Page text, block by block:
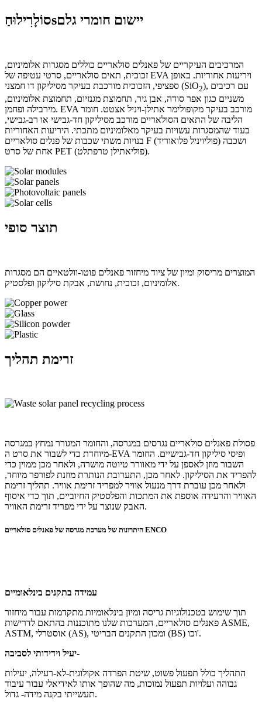
סוֹלָרִילוּחַ sיישום חומרי גלם
המרכיבים העיקריים של פאנלים סולאריים כוללים מסגרות אלומיניום,
זכוכית, תאים סולאריים, סרטי עטיפה של EVA ויריעות אחוריות. באופן
ספציפי, הזכוכית מורכבת בעיקר מסיליקון דו חמצני (SiO2), עם רכיבים
משניים כגון אפר סודה, אבן גיר, תחמוצת מגנזיום, תחמוצת אלומיניום,
מירבילה ופחמן. EVA מורכב בעיקר מקופולימר אתילן-ויניל אצטט. חומר
הליבה של התאים הסולאריים מורכב מסיליקון חד-גבישי או רב-גבישי,
בעוד שהמסגרות עשויות בעיקר מאלומיניום מתכתי. היריעות האחוריות
בנויות משתי שכבות של פנלים סולאריים F (פוליויניל פלואוריד) ושכבה
אחת של סרט PET (פוליאתילן טרפתלט).
תוצר סופי
המוצרים מריסוק ומיון של ציוד מיחזור פאנלים פוטו-וולטאיים הם מסגרות
אלומיניום, זכוכית, נחושת, אבקת סיליקון ופלסטיק.
זרימת תהליך
פסולת פאנלים סולאריים נגרסים במגרסה, והחומר המגורר נמחץ במגרסה
מיוחדת כדי לשבור את סרט ה-EVA ופיסי סיליקון חד-גבישיים. החומר
השבור מוזן לאספן על ידי מאוורר טיוטה מושרה, ולאחר מכן ממוין כדי
להפריד את הסיליקון. לאחר מכן, התערובת הנותרת מוזנת לפורפר מיוחד,
ולאחר מכן עוברת דרך מנעול אוויר למפריד זרימת אוויר. תהליך זרימת
האוויר והרעידה אוספת את המתכות והפלסטיק החיוביים, תוך כדי איסוף
האבק שנוצר על ידי מפריד זרימת האוויר.
היתרונות של מערכת מגרסה של פאנלים סולאריים ENCO
עמידה בתקנים בינלאומיים
תוך שימוש בטכנולוגיות גריסה ומיון בינלאומיות מתקדמות עבור מיחזור
פאנלים סולאריים, המערכות שלנו מתוכננות בהתאם לדרישות ASME,
ASTM, אוסטרלי (AS), ומכון התקנים הבריטי (BS) וכו'.
יעיל וידידותי לסביבה-
התהליך כולל תפעול פשוט, שיטת הפרדה אקולוגית-לא-רעילה, יעילות
גבוהה ועלויות תפעול נמוכות, מה שהופך אותו לאידיאלי עבור עיבוד
תעשייתי בקנה מידה- גדול.